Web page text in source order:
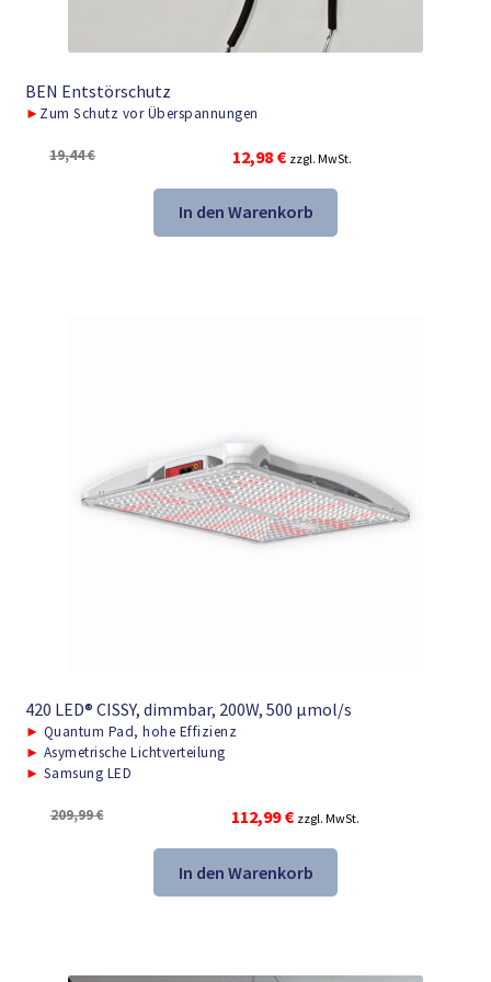
BEN Entstörschutz
► Zum Schutz vor Überspannungen
19,44€
Ursprünglicher
war:
19,44 €
12,98 €Aktueller
ist:
12,98 €.
zzgl. MwSt.
In den Warenkorb
420 LED® CISSY, dimmbar, 200W, 500 μmol/s
► Quantum Pad, hohe Effizienz
► Asymetrische Lichtverteilung
► Samsung LED
209,99€
Ursprünglicher
war:
209,99 €
112,99€Aktueller
ist:
112,99 €.
zzgl. MwSt.
In den Warenkorb